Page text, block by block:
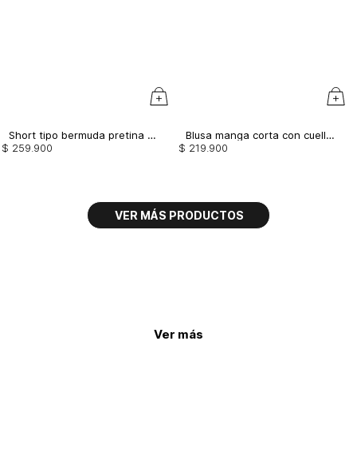
Short tipo bermuda pretina asimétrica
$ 259 900
Blusa manga corta con cuello alto
$ 219 900
Ver más